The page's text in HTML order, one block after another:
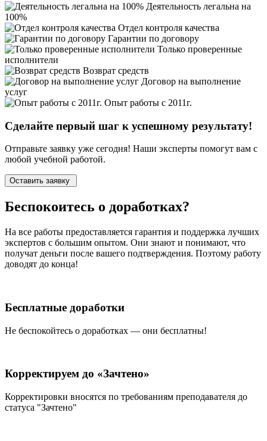
Деятельность легальна на
100%
Отдел контроля качества
Гарантии по договору
Только проверенные
исполнители
Возврат средств
Договор на выполнение
услуг
Опыт работы с 2011г.
Сделайте первый шаг к успешному результату!
Отправьте заявку уже сегодня! Наши эксперты помогут вам с
любой учебной работой.
Оставить заявку
Беспокоитесь о доработках?
На все работы предоставляется гарантия и поддержка лучших
экспертов с большим опытом. Они знают и понимают, что
получат деньги после вашего подтверждения. Поэтому работу
доводят до конца!
Бесплатные доработки
Не беспокойтесь о доработках — они бесплатны!
Корректируем до «Зачтено»
Корректировки вносятся по требованиям преподавателя до
статуса "Зачтено"